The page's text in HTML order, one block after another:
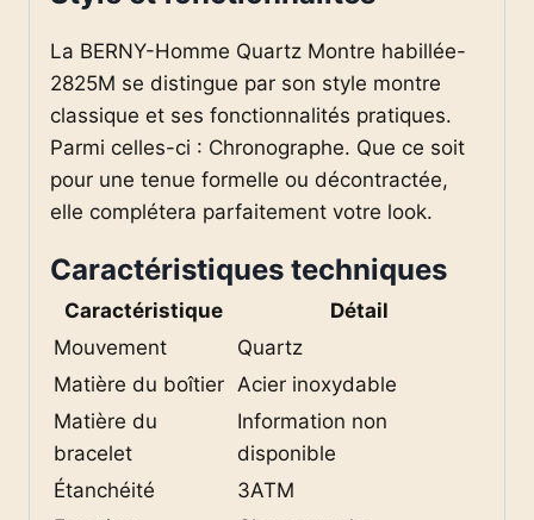
La BERNY-Homme Quartz Montre habillée-
2825M se distingue par son style montre
classique et ses fonctionnalités pratiques.
Parmi celles-ci : Chronographe. Que ce soit
pour une tenue formelle ou décontractée,
elle complétera parfaitement votre look.
Caractéristiques techniques
Caractéristique
Détail
Mouvement
Quartz
Matière du boîtier Acier inoxydable
Matière du
bracelet
Information non
disponible
Étanchéité
3ATM